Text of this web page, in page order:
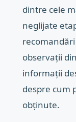
dintre cele
neglijate
observații
informații
despre cum
obținute.